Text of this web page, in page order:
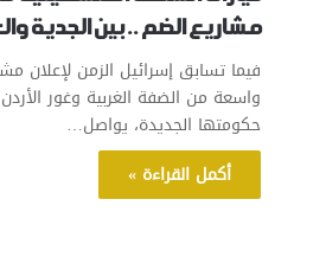
مشاريع الضم .. بين الجدية
فيما تسابق إسرائيل الزمن لإعلان
واسعة من الضفة الغربية وغور
حكومتها الجديدة، يواصل…
أكمل القراءة »